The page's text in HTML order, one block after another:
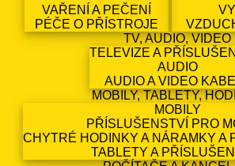
VAŘENÍ A PEČENÍ
PÉČE O PŘÍSTROJE
TV, AUDIO, VIDEO
TELEVIZE A
AUDIO
AUDIO A VIDEO
MOBILY, TABLETY,
MOBILY
PŘÍSLUŠENSTVÍ PRO
CHYTRÉ HODINKY A NÁRAMKY A
TABLETY A